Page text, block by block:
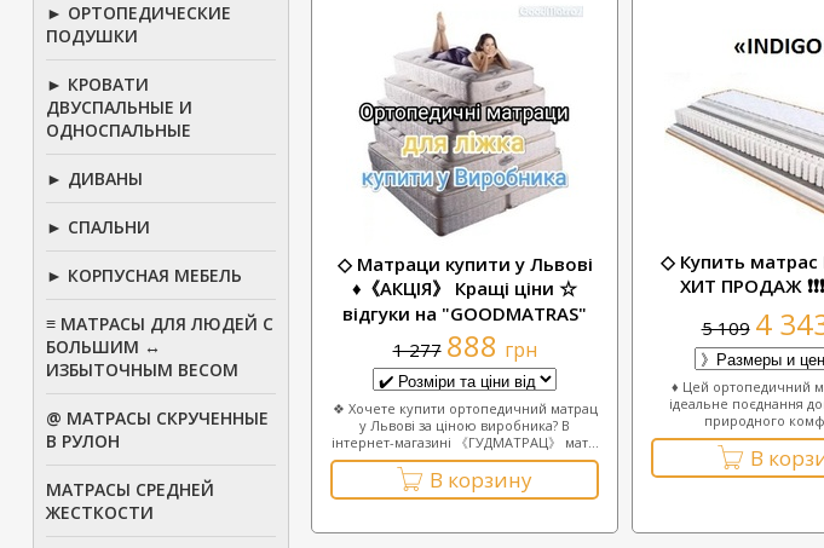
► ОРТОПЕДИЧЕСКИЕ
ПОДУШКИ
► КРОВАТИ
ДВУСПАЛЬНЫЕ И
ОДНОСПАЛЬНЫЕ
► ДИВАНЫ
► СПАЛЬНИ
► КОРПУСНАЯ МЕБЕЛЬ
≡ МАТРАСЫ ДЛЯ ЛЮДЕЙ С
БОЛЬШИМ ↔
ИЗБЫТОЧНЫМ ВЕСОМ
@ МАТРАСЫ СКРУЧЕННЫЕ
В РУЛОН
МАТРАСЫ СРЕДНЕЙ
ЖЕСТКОСТИ
◇ Матраци купити у Львові
♦《АКЦІЯ》 Кращі ціни ☆
відгуки на "GOODMATRAS"
1 277 888 грн
❖ Хочете купити ортопедичний матрац
у Львові за ціною виробника? В
інтернет-магазині 《ГУДМАТРАЦ》 мат...
В корзину
◇ Купить матрас
ХИТ ПРОДАЖ
5 109 4
♦ Цей ортопедичний
ідеальне поєднання
природного
В